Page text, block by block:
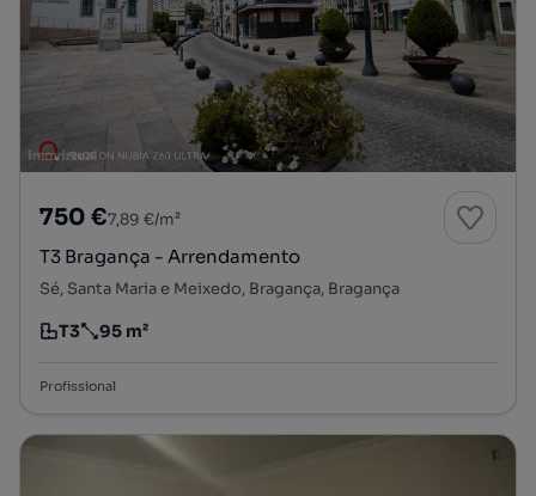
750 €7,89 €/m²
T3 Bragança - Arrendamento
Sé, Santa Maria e Meixedo, Bragança, Bragança
Tipologia
T3
Preço por metro quadrado
95 m²
Profissional